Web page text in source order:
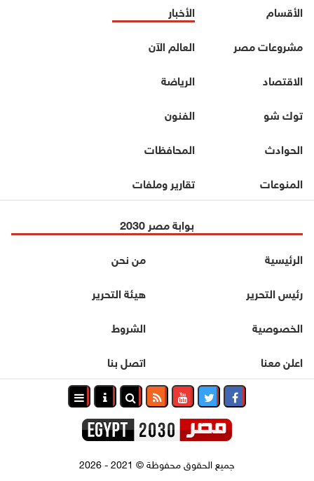
الأقسام
الأخبار
مشروعات مصر
العالم الآن
الاقتصاد
الرياضة
توك شو
الفنون
الحوادث
المحافظات
المنوعات
تقارير وملفات
بوابة مصر 2030
الرئيسية
من نحن
رئيس التحرير
هيئة التحرير
الخصوصية
الشروط
اعلن معنا
اتصل بنا
جميع الحقوق محفوظة©